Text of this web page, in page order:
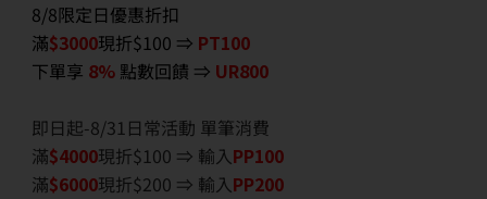
8/8限定日優惠折扣
滿$3000現折$100 ⇒ PT100
下單享 8% 點數回饋 ⇒ UR800
即日起-8/31日常活動 單筆消費
滿$4000現折$100 ⇒ 輸入PP100
滿$6000現折$200 ⇒ 輸入PP200